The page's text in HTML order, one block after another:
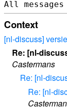
Context
[nl-discuss]
Re: [nl-
Castermans
Re: [nl-
Re: [nl-